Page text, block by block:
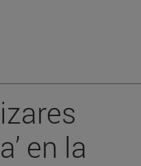
en la